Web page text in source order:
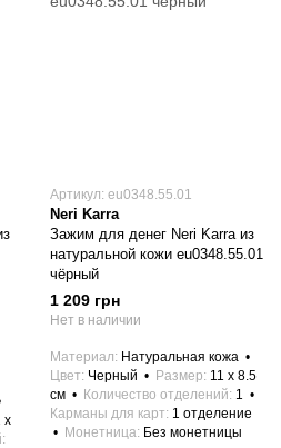
x
Артикул: eu0348.55.01
Neri Karra
Зажим для денег Neri Karra из
натуральной кожи eu0348.55.01
чёрный
1 209 грн
Нет в наличии
Материал
Натуральная кожа
Цвет Черный Размер 11 x 8.5
см
Количество отделений 1
Карманы для карт 1 отделение
Монетница Без монетницы